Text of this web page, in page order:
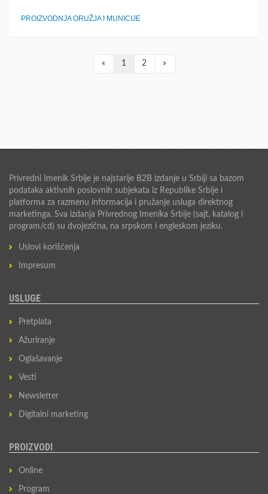
PROIZVODNJA ORUŽJA I MUNICIJE
« 1 2 »
Privredni Imenik Srbije je najstarije B2B izdanje u Srbiji sa bazom
podataka aktivnih poslovnih subjekata iz Republike Srbije i
platforma za razmenu informacija i pružanje usluga direktnog
marketinga. Sva izdanja Privrednog Imenika Srbije (sajt, katalog i
program/cd) su dvojezična, na srpskom i engleskom jeziku.
Uslovi korišćenja
Impresum
USLUGE
Pretplata
Ažuriranje
Oglašavanje
Vesti
Newsletter
Digitalni marketing
PROIZVODI
Online
Program